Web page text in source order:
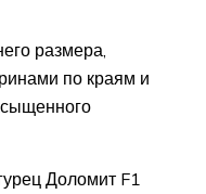
размера,
по краям и
Доломит F1